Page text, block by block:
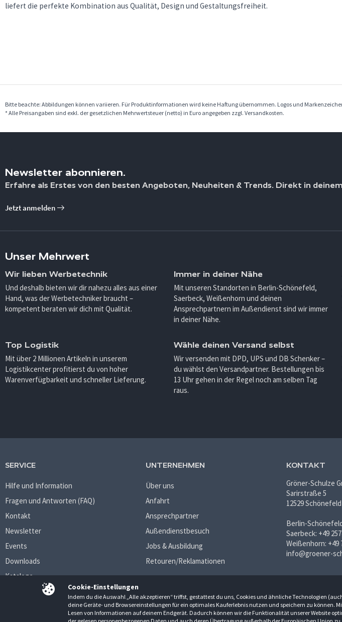
Cookie-Einstellungen
Indem du die Auswahl „Alle akzeptieren“ triffst, gestattest du uns, Cookies und ähnliche Technologien
deine Geräte- und Browsereinstellungen für ein optimales Kauferlebnis nutzen und speichern zu können.
Lesen von Informationen auf deinem Endgerät. Dadurch können wir die Funktionalität unserer Website
liefert die perfekte Kombination aus Qualität, Design und Gestaltungsfreiheit.
Bitte beachte: Abbildungen können variieren. Für Produktinformationen wird keine Haftung übernommen. Logos und
* Alle Preisangaben sind exkl. der gesetzlichen Mehrwertsteuer (netto) in Euro angegeben zzgl. Versandkosten.
Newsletter abonnieren.
Erfahre als Erstes von den besten Angeboten, Neuheiten & Trends. Direkt in
Jetzt anmelden
Unser Mehrwert
Wir lieben Werbetechnik
Und deshalb bieten wir dir nahezu alles aus einer
Hand, was der Werbetechniker braucht –
kompetent beraten wir dich mit Qualität.
Immer in deiner Nähe
Mit unseren Standorten in Berlin-Schönefeld,
Saerbeck, Weißenhorn und deinen
Ansprechpartnern im Außendienst sind wir immer
in deiner Nähe.
Top Logistik
Mit über 2 Millionen Artikeln in unserem
Logistikcenter profitierst du von hoher
Warenverfügbarkeit und schneller Lieferung.
Wähle deinen Versand selbst
Wir versenden mit DPD, UPS und DB Schenker –
du wählst den Versandpartner. Bestellungen bis
13 Uhr gehen in der Regel noch am selben Tag
raus.
SERVICE
Hilfe und Information
Fragen und Antworten (FAQ)
Kontakt
Newsletter
Events
Downloads
Kataloge
UNTERNEHMEN
Über uns
Anfahrt
Ansprechpartner
Außendienstbesuch
Jobs & Ausbildung
Retouren/Reklamationen
KONTAKT
Gröner-Schulze
Sarirstraße 5
12529 Schönefeld
Berlin-
Saerbeck: +49
Weißenhorn: +49
info@groener-
Datenschutzbestimmungen Impressum